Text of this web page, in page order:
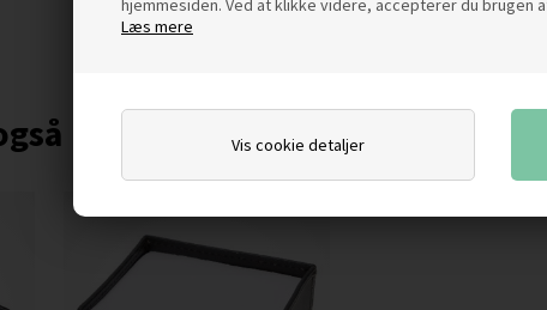
hjemmesiden. Ved at klikke videre, accepterer du brugen
Læs mere
Vis cookie detaljer